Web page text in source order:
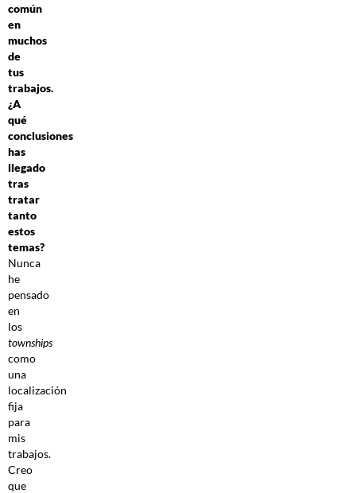
común
en
muchos
de
tus
trabajos.
¿A
qué
conclusiones
has
llegado
tras
tratar
tanto
estos
temas?
Nunca
he
pensado
en
los
townships
como
una
localización
fija
para
mis
trabajos.
Creo
que